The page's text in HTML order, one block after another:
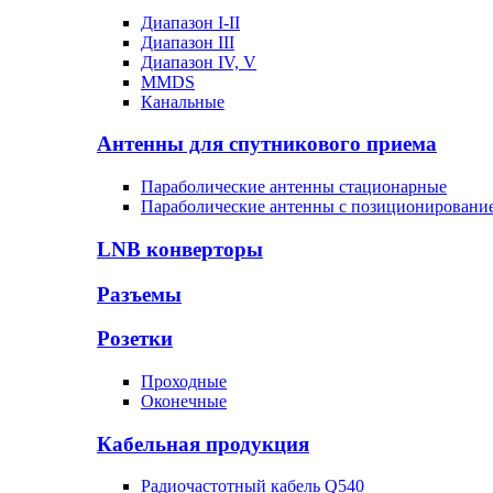
Диапазон I-II
Диапазон III
Диапазон IV, V
MMDS
Канальные
Антенны для спутникового приема
Параболические антенны стационарные
Параболические антенны с
LNB конверторы
Разъемы
Розетки
Проходные
Оконечные
Кабельная продукция
Радиочастотный кабель Q540